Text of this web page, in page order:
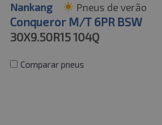
Nankang Pneus de verão
Conqueror M/T 6PR BSW
30X9.50R15104Q
Comparar pneus